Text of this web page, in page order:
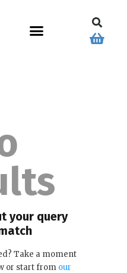
your query
Take a moment
or start from our